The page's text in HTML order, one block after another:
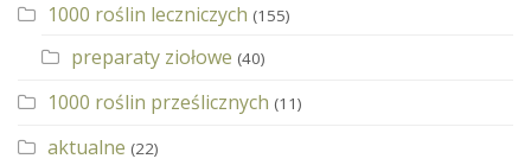
1000 roślin leczniczych (155)
preparaty ziołowe (40)
1000 roślin prześlicznych (11)
aktualne (22)